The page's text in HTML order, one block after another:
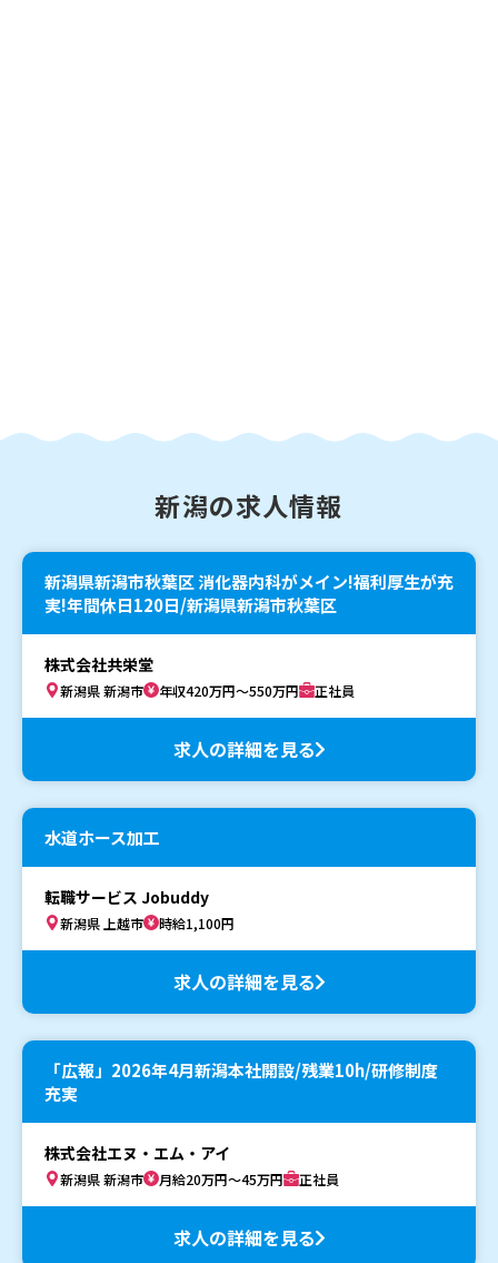
新潟の求人情報
新潟県新潟市秋葉区 消化器内科がメイン!福利厚生が充
実!年間休日120日/新潟県新潟市秋葉区
株式会社共栄堂
新潟県 新潟市 年収420万円～550万円 正社員
求人の詳細を見る
水道ホース加工
転職サービス Jobuddy
新潟県 上越市 時給1,100円
求人の詳細を見る
「広報」2026年4月新潟本社開設/残業10h/研修制度
充実
株式会社エヌ・エム・アイ
新潟県 新潟市 月給20万円～45万円 正社員
求人の詳細を見る